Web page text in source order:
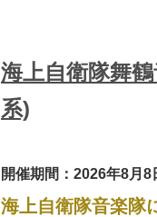
海上自衛隊舞
系)
開催期間：2026年8月8
海上自衛隊音楽隊